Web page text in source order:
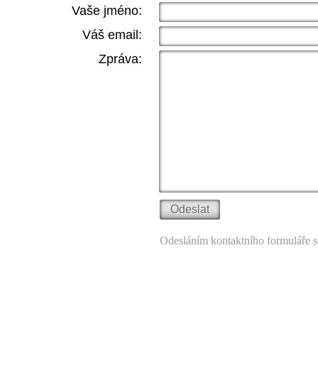
Vaše jméno:
Váš email:
Zpráva:
Odesláním kontaktního formuláře